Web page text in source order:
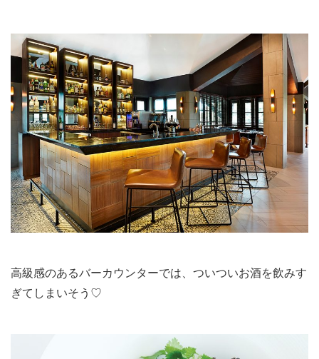
高級感のあるバーカウンターでは、ついついお酒を飲みす
ぎてしまいそう♡